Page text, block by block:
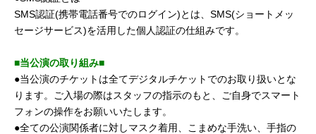
SMS認証(携帯電話番号でのログイン)とは、SMS(ショートメッ
セージサービス)を活用した個人認証の仕組みです。
■当公演の取り組み■
●当公演のチケットは全てデジタルチケットでのお取り扱いとな
ります。ご入場の際はスタッフの指示のもと、ご自身でスマート
フォンの操作をお願いいたします。
●全ての公演関係者に対しマスク着用、こまめな手洗い、手指の